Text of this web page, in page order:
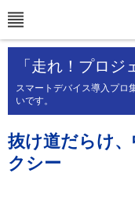
「走れ！プロジ
スマートデバイス導入プロ
いです。
抜け道だらけ
クシー